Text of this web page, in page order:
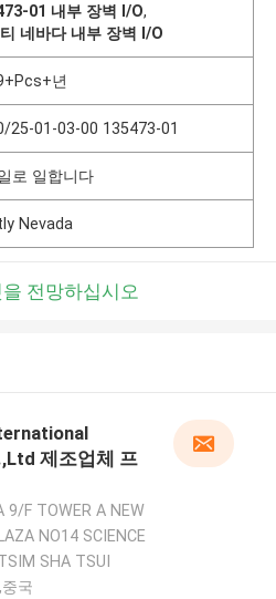
01 내부 장벽 I/O,
네바다 내부 장벽 I/O
년
25-01-03-00 135473-01
로 일합니다
Nevada
전망하십시오
제조업체 프
9/F TOWER A NEW
NO14 SCIENCE
SHA TSUI
국